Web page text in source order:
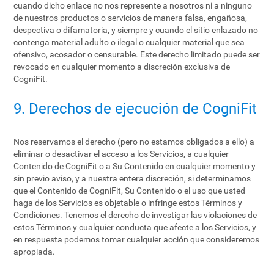
cuando dicho enlace no nos represente a nosotros ni a ninguno
de nuestros productos o servicios de manera falsa, engañosa,
despectiva o difamatoria, y siempre y cuando el sitio enlazado no
contenga material adulto o ilegal o cualquier material que sea
ofensivo, acosador o censurable. Este derecho limitado puede ser
revocado en cualquier momento a discreción exclusiva de
CogniFit.
9. Derechos de ejecución de CogniFit
Nos reservamos el derecho (pero no estamos obligados a ello) a
eliminar o desactivar el acceso a los Servicios, a cualquier
Contenido de CogniFit o a Su Contenido en cualquier momento y
sin previo aviso, y a nuestra entera discreción, si determinamos
que el Contenido de CogniFit, Su Contenido o el uso que usted
haga de los Servicios es objetable o infringe estos Términos y
Condiciones. Tenemos el derecho de investigar las violaciones de
estos Términos y cualquier conducta que afecte a los Servicios, y
en respuesta podemos tomar cualquier acción que consideremos
apropiada.